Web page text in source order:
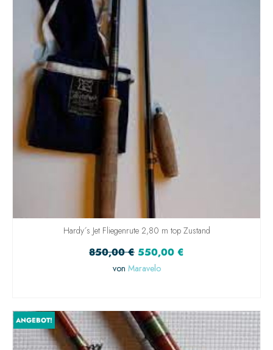
Hardy´s Jet Fliegenrute 2,80 m top Zustand
850,00€ 550,00 €
von Maravelo
ANGEBOT!